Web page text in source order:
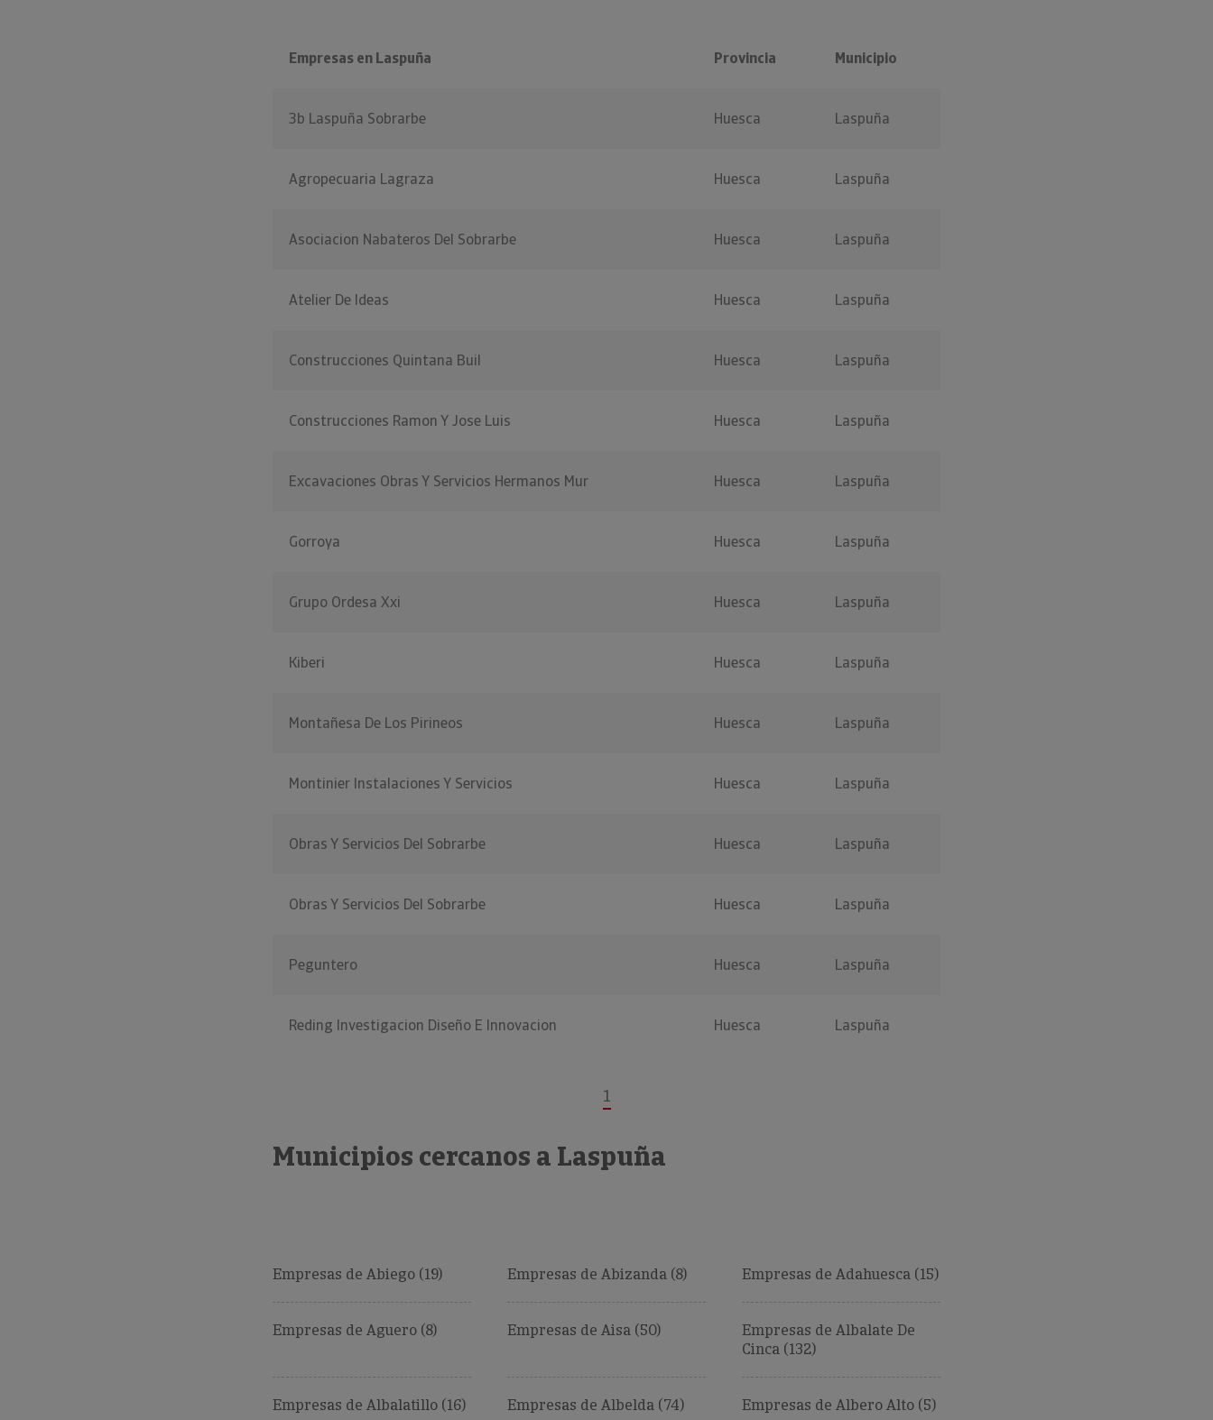
Empresas en Laspuña Provincia Municipio
3b Laspuña Sobrarbe Huesca Laspuña
Agropecuaria Lagraza Huesca Laspuña
Asociacion Nabateros Del Sobrarbe Huesca Laspuña
Atelier De Ideas Huesca Laspuña
Construcciones Quintana Buil Huesca Laspuña
Construcciones Ramon Y Jose Luis Huesca Laspuña
Excavaciones Obras Y Servicios Hermanos Mur Huesca Laspuña
Gorroya Huesca Laspuña
Grupo Ordesa Xxi Huesca Laspuña
Kiberi Huesca Laspuña
Montañesa De Los Pirineos Huesca Laspuña
Montinier Instalaciones Y Servicios Huesca Laspuña
Obras Y Servicios Del Sobrarbe Huesca Laspuña
Obras Y Servicios Del Sobrarbe Huesca Laspuña
Peguntero Huesca Laspuña
Reding Investigacion Diseño E Innovacion Huesca Laspuña
1
Municipios cercanos a Laspuña
Empresas de Abiego (19) Empresas de Abizanda (8) Empresas de Adahuesca (15)
Empresas de Aguero (8) Empresas de Aisa (50)
Empresas de Albalate De
Cinca (132)
Empresas de Albalatillo (16) Empresas de Albelda (74) Empresas de Albero Alto (5)